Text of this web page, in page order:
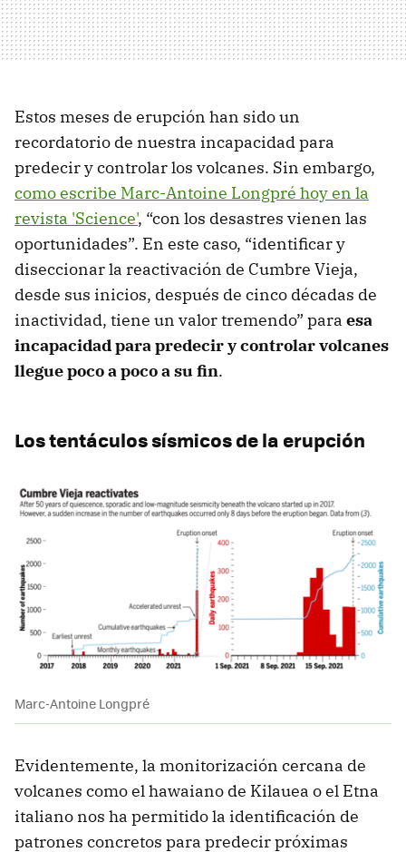
Estos meses de erupción han sido un
recordatorio de nuestra incapacidad para
predecir y controlar los volcanes. Sin embargo,
como escribe Marc-Antoine Longpré hoy en la
revista 'Science', “con los desastres vienen las
oportunidades”. En este caso, “identificar y
diseccionar la reactivación de Cumbre Vieja,
desde sus inicios, después de cinco décadas de
inactividad, tiene un valor tremendo” para esa
incapacidad para predecir y controlar volcanes
llegue poco a poco a su fin.
Los tentáculos sísmicos de la erupción
Marc-Antoine Longpré
Evidentemente, la monitorización cercana de
volcanes como el hawaiano de Kilauea o el Etna
italiano nos ha permitido la identificación de
patrones concretos para predecir próximas